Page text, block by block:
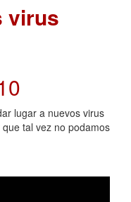
virus
lugar a nuevos virus
tal vez no podamos